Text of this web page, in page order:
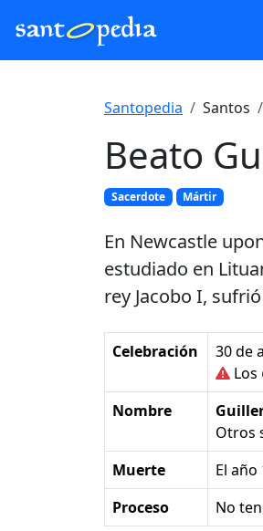
Santopedia Santos
Beato
Sacerdote Mártir
En Newcastle
estudiado en
rey Jacobo I,
Celebración 30 de
Los
Nombre
Otros
Muerte
el
Proceso No